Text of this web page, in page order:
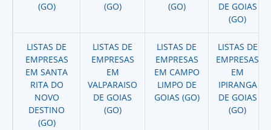
(GO)
(GO)
(GO)
DE GOIAS
(GO)
LISTAS DE
EMPRESAS
EM SANTA
RITA DO
NOVO
DESTINO
(GO)
LISTAS DE
EMPRESAS
EM
VALPARAISO
DE GOIAS
(GO)
LISTAS DE
EMPRESAS
EM CAMPO
LIMPO DE
GOIAS (GO)
LISTAS DE
EMPRESAS
EM
IPIRANGA
DE GOIAS
(GO)